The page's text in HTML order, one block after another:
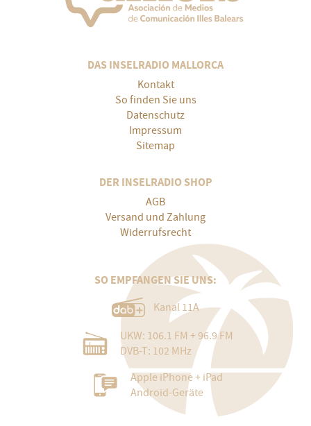
DAS INSELRADIO MALLORCA
Kontakt
So finden Sie uns
Datenschutz
Impressum
Sitemap
DER INSELRADIO SHOP
AGB
Versand und Zahlung
Widerrufsrecht
SO EMPFANGEN SIE UNS:
Kanal 11A
UKW: 106.1 FM + 96.9 FM
DVB-T: 102 MHz
Apple iPhone + iPad
Android-Geräte